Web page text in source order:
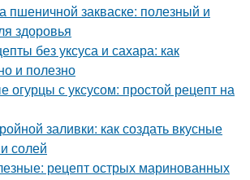
пшеничной закваске: полезный и
здоровья
без уксуса и сахара: как
и полезно
огурцы с уксусом: простой рецепт на
заливки: как создать вкусные
солей
рецепт острых маринованных